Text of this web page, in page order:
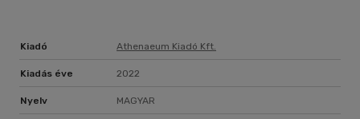
Kiadó Athenaeum Kiadó Kft.
Kiadás éve 2022
Nyelv MAGYAR